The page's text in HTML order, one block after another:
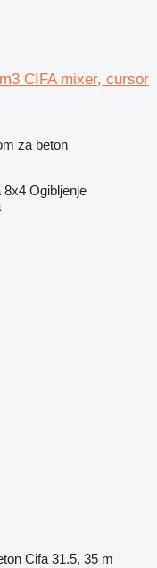
CIFA mixer, cursor
za beton
8x4 Ogibljenje
Cifa 31.5, 35 m